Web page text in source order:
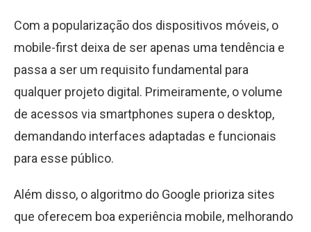
Com a popularização dos dispositivos móveis, o
mobile-first deixa de ser apenas uma tendência e
passa a ser um requisito fundamental para
qualquer projeto digital. Primeiramente, o volume
de acessos via smartphones supera o desktop,
demandando interfaces adaptadas e funcionais
para esse público.
Além disso, o algoritmo do Google prioriza sites
que oferecem boa experiência mobile, melhorando